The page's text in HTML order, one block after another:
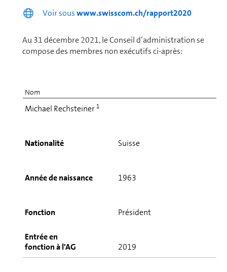
Voir souswww.swisscom.ch/rapport2020
Au 31 décembre 2021, le Conseil d’ad­mi­nis­tra­tion se
compose des membres non exécutifs ci-après:
Nom
Michael Rechsteiner 1
Nationalité Suisse
Année de naissance 1963
Fonction Président
Entrée en
fonction à l'AG
2019